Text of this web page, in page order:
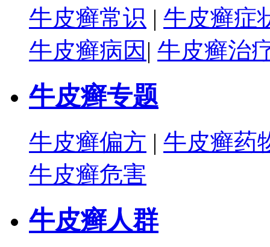
牛皮癣常识 | 牛皮癣症
牛皮癣病因 | 牛皮癣治
牛皮癣专题
牛皮癣偏方 | 牛皮癣药
牛皮癣危害
牛皮癣人群